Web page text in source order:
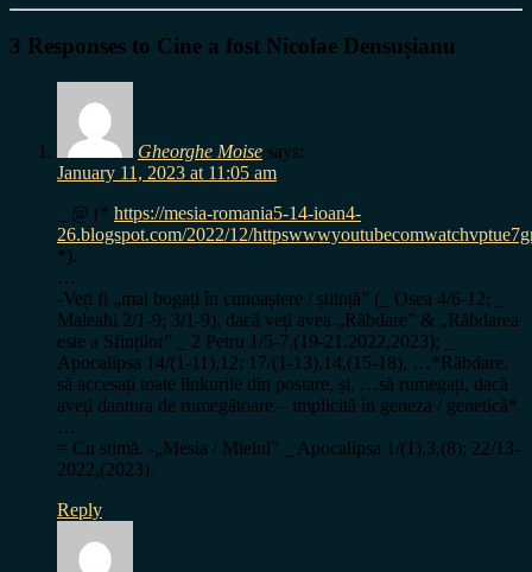
3 Responses to Cine a fost Nicolae Densușianu
Gheorghe Moise says:
January 11, 2023 at 11:05 am
_ @ (* https://mesia-romania5-14-ioan4-
26.blogspot.com/2022/12/
*).
…
-Veți fi „mai bogați în cunoaștere / știință” (_ Osea 4/6-12; _
Maleahi 2/1-9; 3/1-9), dacă veți avea „Răbdare” & „Răbdarea
este a Sfinților” _ 2 Petru 1/5-7,(19-21,2022,2023); _
Apocalipsa 14/(1-11),12; 17/(1-13),14,(15-18), …*Răbdare,
să accesați toate linkurile din postare, și, …să rumegați, dacă
aveți dantura de rumegătoare – implicită în geneza / genetică*.
…
= Cu stimă. -„Mesia / Mielul” _ Apocalipsa 1/(1),3,(8); 22/13-
2022,(2023).
Reply